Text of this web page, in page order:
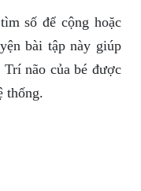
số để cộng hoặc
bài tập này giúp
não của bé được
thống.